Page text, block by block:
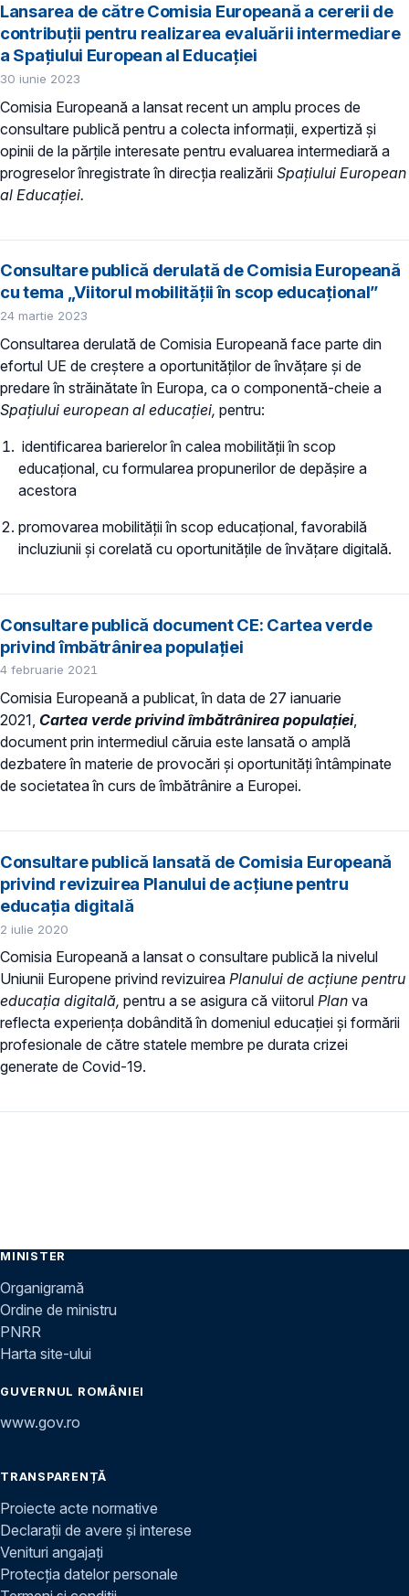
Lansarea de către Comisia Europeană a cererii de
contribuții pentru realizarea evaluării intermediare
a Spațiului European al Educației
30 iunie 2023
Comisia Europeană a lansat recent un amplu proces de
consultare publică pentru a colecta informații, expertiză și
opinii de la părțile interesate pentru evaluarea intermediară a
progreselor înregistrate în direcția realizării Spațiului European
al Educației.
Consultare publică derulată de Comisia Europeană
cu tema „Viitorul mobilității în scop educațional”
24 martie 2023
Consultarea derulată de Comisia Europeană face parte din
efortul UE de creștere a oportunităților de învățare și de
predare în străinătate în Europa, ca o componentă-cheie a
Spațiului european al educației, pentru:
identificarea barierelor în calea mobilității în scop
educațional, cu formularea propunerilor de depășire a
acestora
promovarea mobilității în scop educațional, favorabilă
incluziunii și corelată cu oportunitățile de învățare digitală.
Consultare publică document CE: Cartea verde
privind îmbătrânirea populației
4 februarie 2021
Comisia Europeană a publicat, în data de 27 ianuarie
2021, Cartea verde privind îmbătrânirea populației,
document prin intermediul căruia este lansată o amplă
dezbatere în materie de provocări și oportunități întâmpinate
de societatea în curs de îmbătrânire a Europei.
Consultare publică lansată de Comisia Europeană
privind revizuirea Planului de acțiune pentru
educația digitală
2 iulie 2020
Comisia Europeană a lansat o consultare publică la nivelul
Uniunii Europene privind revizuirea Planului de acțiune pentru
educația digitală, pentru a se asigura că viitorul Plan va
reflecta experiența dobândită în domeniul educației și formării
profesionale de către statele membre pe durata crizei
generate de Covid-19.
MINISTER
Organigramă
Ordine de ministru
PNRR
Harta site-ului
GUVERNUL ROMÂNIEI
www.gov.ro
TRANSPARENȚĂ
Proiecte acte normative
Declarații de avere și interese
Venituri angajați
Protecția datelor personale